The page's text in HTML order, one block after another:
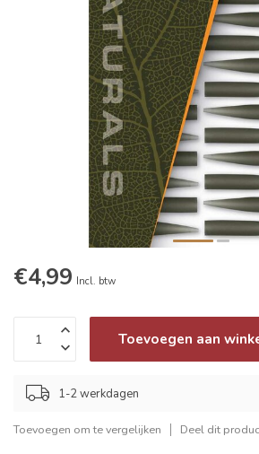
€4,99 Incl. btw
Toevoegen aan
1-2 werkdagen
Toevoegen om te vergelijken Deel dit